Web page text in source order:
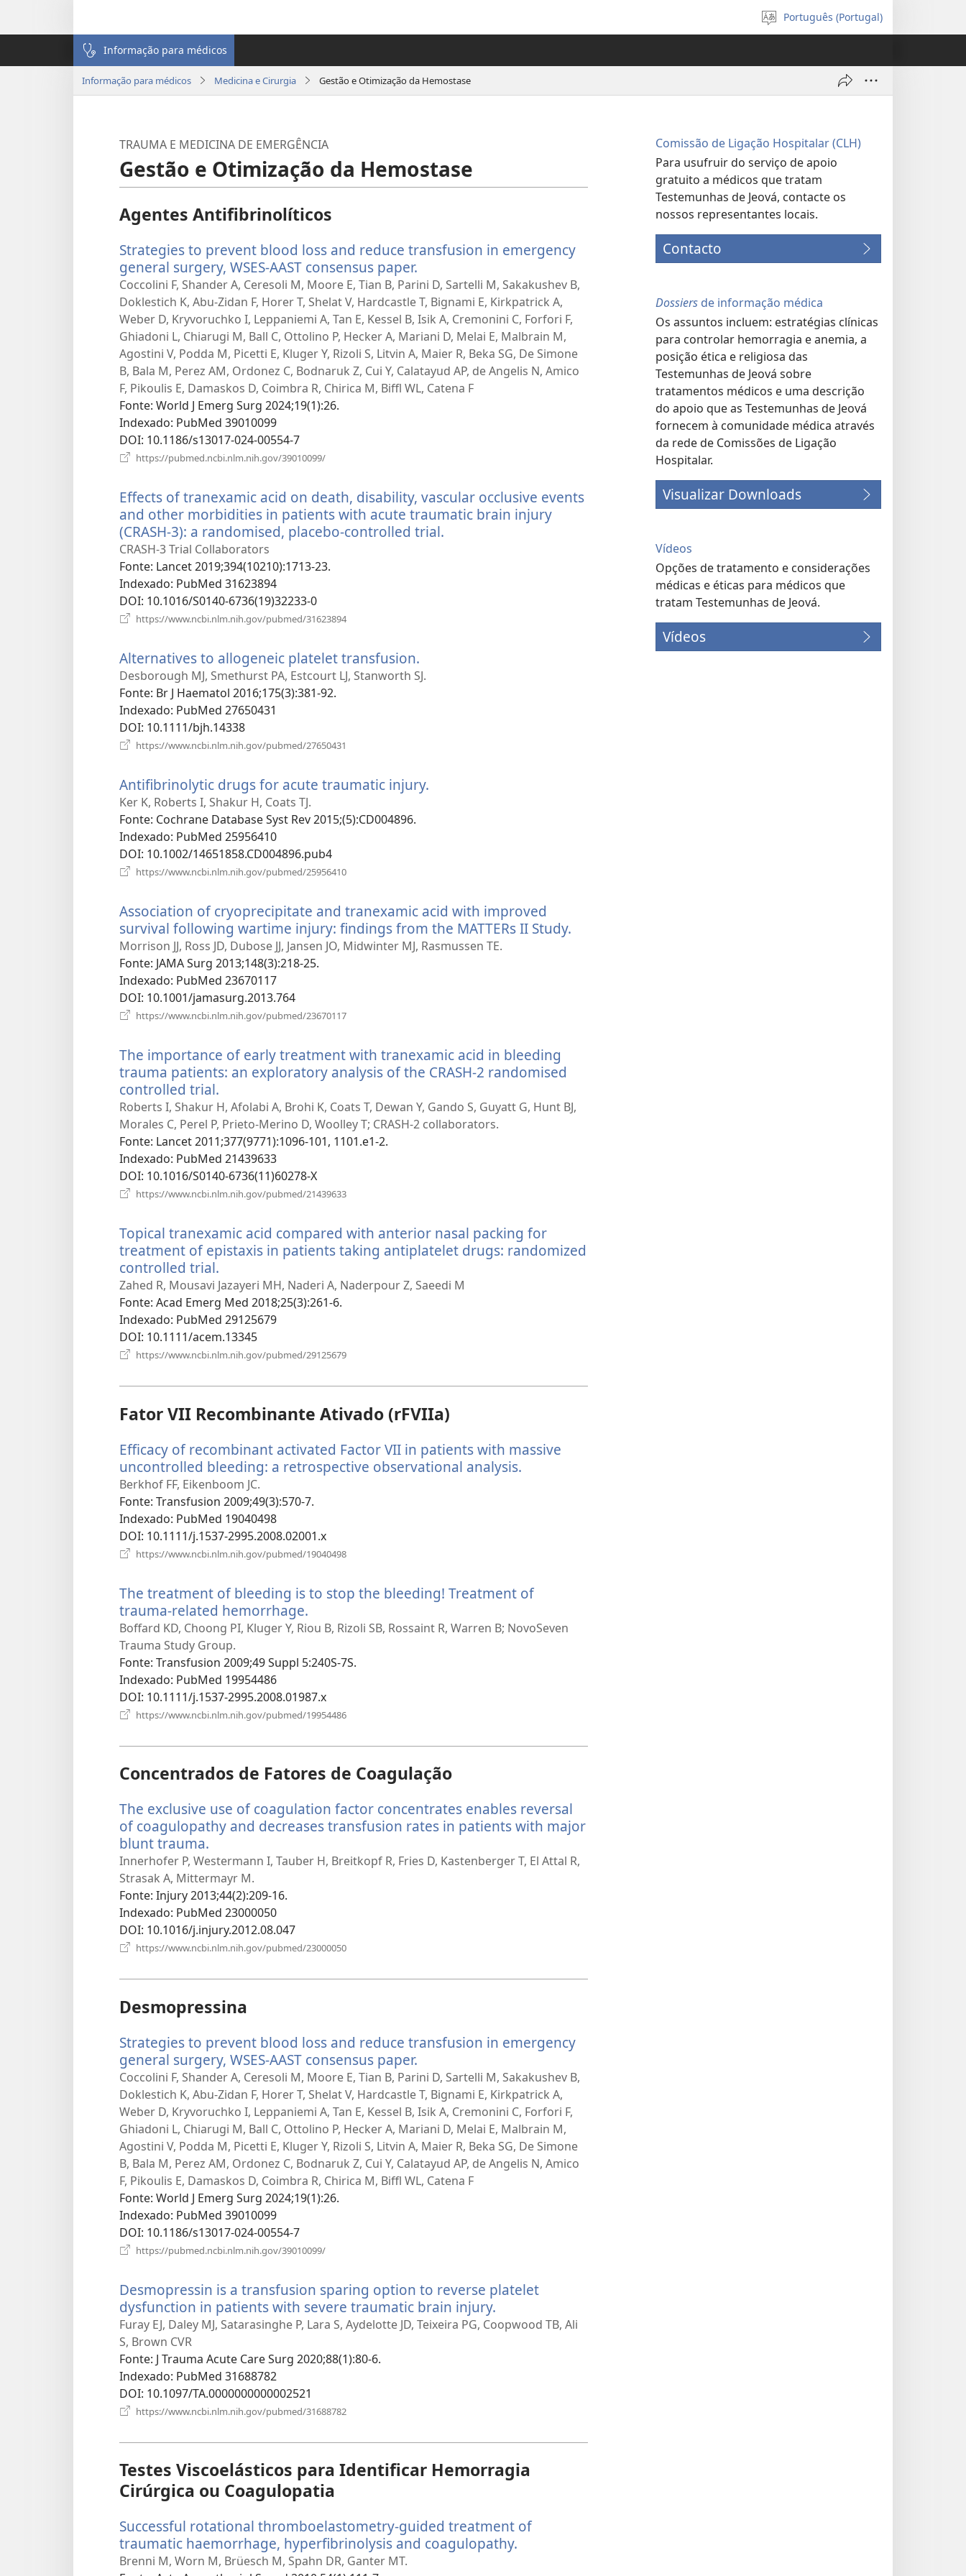
Selecionar
Língua
Português (Portugal)
Informação para médicos
Informação para médicos Medicina e Cirurgia Gestão e Otimização da Hemostase
TRAUMA E MEDICINA DE EMERGÊNCIA
Gestão e Otimização da Hemostase
Agentes Antifibrinolíticos
Strategies to prevent blood loss and reduce transfusion in emergency
general surgery, WSES-AAST consensus paper.
uma
nova
janela)
Coccolini F, Shander A, Ceresoli M, Moore E, Tian B, Parini D, Sartelli M, Sakakushev B,
Doklestich K, Abu-Zidan F, Horer T, Shelat V, Hardcastle T, Bignami E, Kirkpatrick A,
Weber D, Kryvoruchko I, Leppaniemi A, Tan E, Kessel B, Isik A, Cremonini C, Forfori F,
Ghiadoni L, Chiarugi M, Ball C, Ottolino P, Hecker A, Mariani D, Melai E, Malbrain M,
Agostini V, Podda M, Picetti E, Kluger Y, Rizoli S, Litvin A, Maier R, Beka SG, De Simone
B, Bala M, Perez AM, Ordonez C, Bodnaruk Z, Cui Y, Calatayud AP, de Angelis N, Amico
F, Pikoulis E, Damaskos D, Coimbra R, Chirica M, Biffl WL, Catena F
Fonte‎: World J Emerg Surg 2024;19(1):26.
Indexado‎: PubMed 39010099
DOI‎: 10.1186/s13017-024-00554-7
https://pubmed.ncbi.nlm.nih.gov/39010099/
janela)
Effects of tranexamic acid on death, disability, vascular occlusive events
and other morbidities in patients with acute traumatic brain injury
(CRASH-3): a randomised, placebo-controlled trial.
CRASH-3 Trial Collaborators
Fonte‎: Lancet 2019;394(10210):1713-23.
Indexado‎: PubMed 31623894
DOI‎: 10.1016/S0140-6736(19)32233-0
https://www.ncbi.nlm.nih.gov/pubmed/31623894
janela)
Alternatives to allogeneic platelet transfusion.
uma
Desborough MJ, Smethurst PA, Estcourt LJ, Stanworth SJ.
Fonte‎: Br J Haematol 2016;175(3):381-92.
Indexado‎: PubMed 27650431
DOI‎: 10.1111/bjh.14338
https://www.ncbi.nlm.nih.gov/pubmed/27650431
janela)
Antifibrinolytic drugs for acute traumatic injury.
Ker K, Roberts I, Shakur H, Coats TJ.
Fonte‎: Cochrane Database Syst Rev 2015;(5):CD004896.
Indexado‎: PubMed 25956410
DOI‎: 10.1002/14651858.CD004896.pub4
https://www.ncbi.nlm.nih.gov/pubmed/25956410
janela)
Association of cryoprecipitate and tranexamic acid with improved
survival following wartime injury: findings from the MATTERs II Study.
Morrison JJ, Ross JD, Dubose JJ, Jansen JO, Midwinter MJ, Rasmussen TE.
Fonte‎: JAMA Surg 2013;148(3):218-25.
Indexado‎: PubMed 23670117
DOI‎: 10.1001/jamasurg.2013.764
https://www.ncbi.nlm.nih.gov/pubmed/23670117
janela)
The importance of early treatment with tranexamic acid in bleeding
trauma patients: an exploratory analysis of the CRASH-2 randomised
controlled trial.
uma
nova
janela)
Roberts I, Shakur H, Afolabi A, Brohi K, Coats T, Dewan Y, Gando S, Guyatt G, Hunt BJ,
Morales C, Perel P, Prieto-Merino D, Woolley T; CRASH-2 collaborators.
Fonte‎: Lancet 2011;377(9771):1096-101, 1101.e1-2.
Indexado‎: PubMed 21439633
DOI‎: 10.1016/S0140-6736(11)60278-X
https://www.ncbi.nlm.nih.gov/pubmed/21439633
janela)
Topical tranexamic acid compared with anterior nasal packing for
treatment of epistaxis in patients taking antiplatelet drugs: randomized
controlled trial.
uma
nova
janela)
Zahed R, Mousavi Jazayeri MH, Naderi A, Naderpour Z, Saeedi M
Fonte‎: Acad Emerg Med 2018;25(3):261-6.
Indexado‎: PubMed 29125679
DOI‎: 10.1111/acem.13345
https://www.ncbi.nlm.nih.gov/pubmed/29125679
Fator VII Recombinante Ativado (rFVIIa)
Efficacy of recombinant activated Factor VII in patients with massive
uncontrolled bleeding: a retrospective observational analysis.
Berkhof FF, Eikenboom JC.
Fonte‎: Transfusion 2009;49(3):570-7.
Indexado‎: PubMed 19040498
DOI‎: 10.1111/j.1537-2995.2008.02001.x
https://www.ncbi.nlm.nih.gov/pubmed/19040498
janela)
The treatment of bleeding is to stop the bleeding! Treatment of
trauma-related hemorrhage.
uma
janela)
Boffard KD, Choong PI, Kluger Y, Riou B, Rizoli SB, Rossaint R, Warren B; NovoSeven
Trauma Study Group.
Fonte‎: Transfusion 2009;49 Suppl 5:240S-7S.
Indexado‎: PubMed 19954486
DOI‎: 10.1111/j.1537-2995.2008.01987.x
https://www.ncbi.nlm.nih.gov/pubmed/19954486
Concentrados de Fatores de Coagulação
The exclusive use of coagulation factor concentrates enables reversal
of coagulopathy and decreases transfusion rates in patients with major
blunt trauma.
uma
nova
janela)
Innerhofer P, Westermann I, Tauber H, Breitkopf R, Fries D, Kastenberger T, El Attal R,
Strasak A, Mittermayr M.
Fonte‎: Injury 2013;44(2):209-16.
Indexado‎: PubMed 23000050
DOI‎: 10.1016/j.injury.2012.08.047
https://www.ncbi.nlm.nih.gov/pubmed/23000050
Desmopressina
Strategies to prevent blood loss and reduce transfusion in emergency
general surgery, WSES-AAST consensus paper.
uma
nova
janela)
Coccolini F, Shander A, Ceresoli M, Moore E, Tian B, Parini D, Sartelli M, Sakakushev B,
Doklestich K, Abu-Zidan F, Horer T, Shelat V, Hardcastle T, Bignami E, Kirkpatrick A,
Weber D, Kryvoruchko I, Leppaniemi A, Tan E, Kessel B, Isik A, Cremonini C, Forfori F,
Ghiadoni L, Chiarugi M, Ball C, Ottolino P, Hecker A, Mariani D, Melai E, Malbrain M,
Agostini V, Podda M, Picetti E, Kluger Y, Rizoli S, Litvin A, Maier R, Beka SG, De Simone
B, Bala M, Perez AM, Ordonez C, Bodnaruk Z, Cui Y, Calatayud AP, de Angelis N, Amico
F, Pikoulis E, Damaskos D, Coimbra R, Chirica M, Biffl WL, Catena F
Fonte‎: World J Emerg Surg 2024;19(1):26.
Indexado‎: PubMed 39010099
DOI‎: 10.1186/s13017-024-00554-7
https://pubmed.ncbi.nlm.nih.gov/39010099/
janela)
Desmopressin is a transfusion sparing option to reverse platelet
dysfunction in patients with severe traumatic brain injury.
uma
Furay EJ, Daley MJ, Satarasinghe P, Lara S, Aydelotte JD, Teixeira PG, Coopwood TB, Ali
S, Brown CVR
Fonte‎: J Trauma Acute Care Surg 2020;88(1):80-6.
Indexado‎: PubMed 31688782
DOI‎: 10.1097/TA.0000000000002521
https://www.ncbi.nlm.nih.gov/pubmed/31688782
Testes Viscoelásticos para Identificar Hemorragia
Cirúrgica ou Coagulopatia
Successful rotational thromboelastometry-guided treatment of
traumatic haemorrhage, hyperfibrinolysis and coagulopathy.
Brenni M, Worn M, Brüesch M, Spahn DR, Ganter MT.
Comissão de Ligação Hospitalar (CLH)
Para usufruir do serviço de apoio
gratuito a médicos que tratam
Testemunhas de Jeová, contacte os
nossos representantes locais.
Contacto
Dossiers de informação médica
Os assuntos incluem: estratégias clínicas
para controlar hemorragia e anemia, a
posição ética e religiosa das
Testemunhas de Jeová sobre
tratamentos médicos e uma descrição
do apoio que as Testemunhas de Jeová
fornecem à comunidade médica através
da rede de Comissões de Ligação
Hospitalar.
Visualizar Downloads
Vídeos
Opções de tratamento e considerações
médicas e éticas para médicos que
tratam Testemunhas de Jeová.
Vídeos